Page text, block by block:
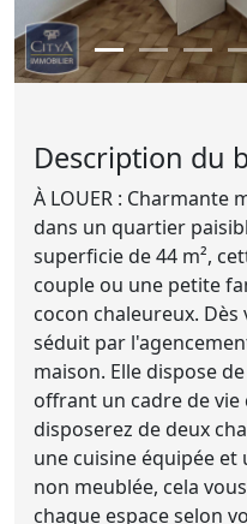
Description du
À LOUER : Charmante
dans un quartier
superficie de 44 m²,
couple ou une petite
cocon chaleureux.
séduit par
maison. Elle dispose
offrant un cadre de
disposerez de deux
une cuisine équipée et
non meublée, cela
chaque espace selon